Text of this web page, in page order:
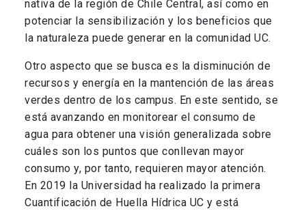
nativa de la región de Chile Central, así como en
potenciar la sensibilización y los beneficios que
la naturaleza puede generar en la comunidad UC.
Otro aspecto que se busca es la disminución de
recursos y energía en la mantención de las áreas
verdes dentro de los campus. En este sentido, se
está avanzando en monitorear el consumo de
agua para obtener una visión generalizada sobre
cuáles son los puntos que conllevan mayor
consumo y, por tanto, requieren mayor atención.
En 2019 la Universidad ha realizado la primera
Cuantificación de Huella Hídrica UC y está